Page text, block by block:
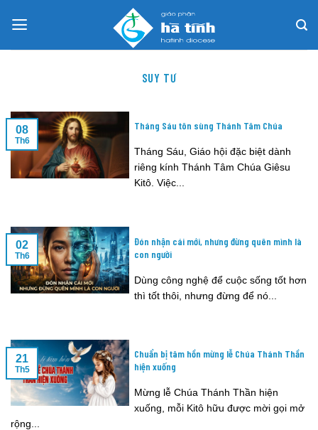
SUY TƯ
Tháng Sáu tôn sùng Thánh Tâm Chúa
Tháng Sáu, Giáo hội đặc biệt dành
riêng kính Thánh Tâm Chúa Giêsu
Kitô. Việc...
08
Th6
Đón nhận cái mới, nhưng đừng quên mình là
con người
Dùng công nghệ để cuộc sống tốt hơn
thì tốt thôi, nhưng đừng để nó...
02
Th6
Chuẩn bị tâm hồn mừng lễ Chúa Thánh Thần
hiện xuống
Mừng lễ Chúa Thánh Thần hiện
xuống, mỗi Kitô hữu được mời gọi mở
rộng...
21
Th5